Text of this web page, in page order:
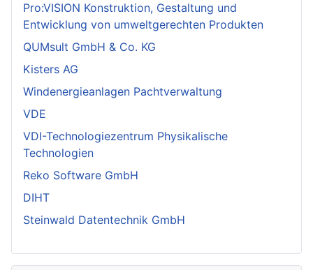
Pro:VISION Konstruktion, Gestaltung und
Entwicklung von umweltgerechten Produkten
QUMsult GmbH & Co. KG
Kisters AG
Windenergieanlagen Pachtverwaltung
VDE
VDI-Technologiezentrum Physikalische
Technologien
Reko Software GmbH
DIHT
Steinwald Datentechnik GmbH